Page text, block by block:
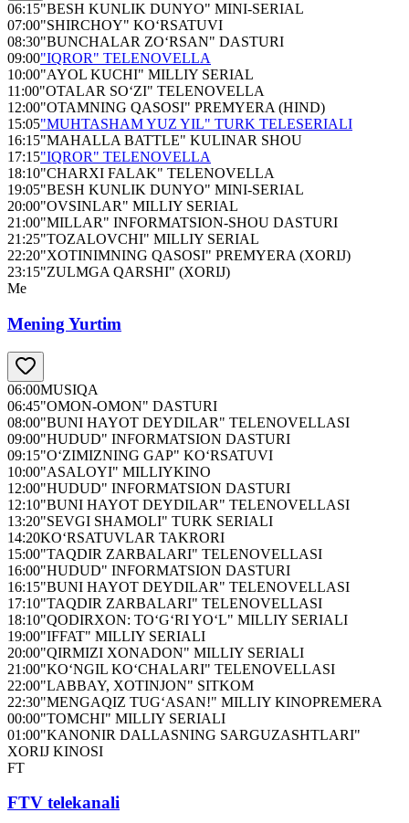
06:15"BESH KUNLIK DUNYO" MINI-SERIAL
07:00"SHIRCHOY" KO‘RSATUVI
08:30"BUNCHALAR ZO‘RSAN" DASTURI
09:00"IQROR" TELENOVELLA
10:00"AYOL KUCHI" MILLIY SERIAL
11:00"OTALAR SO‘ZI" TELENOVELLA
12:00"OTAMNING QASOSI" PREMYERA (HIND)
15:05"MUHTASHAM YUZ YIL" TURK TELESERIALI
16:15"MAHALLA BATTLE" KULINAR SHOU
17:15"IQROR" TELENOVELLA
18:10"CHARXI FALAK" TELENOVELLA
19:05"BESH KUNLIK DUNYO" MINI-SERIAL
20:00"OVSINLAR" MILLIY SERIAL
21:00"MILLAR" INFORMATSION-SHOU DASTURI
21:25"TOZALOVCHI" MILLIY SERIAL
22:20"XOTINIMNING QASOSI" PREMYERA (XORIJ)
23:15"ZULMGA QARSHI" (XORIJ)
Me
Mening Yurtim
06:00MUSIQA
06:45"OMON-OMON" DASTURI
08:00"BUNI HAYOT DEYDILAR" TELENOVELLASI
09:00"HUDUD" INFORMATSION DASTURI
09:15"O‘ZIMIZNING GAP" KO‘RSATUVI
10:00"ASALOYI" MILLIYKINO
12:00"HUDUD" INFORMATSION DASTURI
12:10"BUNI HAYOT DEYDILAR" TELENOVELLASI
13:20"SEVGI SHAMOLI" TURK SERIALI
14:20KO‘RSATUVLAR TAKRORI
15:00"TAQDIR ZARBALARI" TELENOVELLASI
16:00"HUDUD" INFORMATSION DASTURI
16:15"BUNI HAYOT DEYDILAR" TELENOVELLASI
17:10"TAQDIR ZARBALARI" TELENOVELLASI
18:10"QODIRXON: TO‘G‘RI YO‘L" MILLIY SERIALI
19:00"IFFAT" MILLIY SERIALI
20:00"QIRMIZI XONADON" MILLIY SERIALI
21:00"KO‘NGIL KO‘CHALARI" TELENOVELLASI
22:00"LABBAY, XOTINJON" SITKOM
22:30"MENGAQIZ TUG‘ASAN!" MILLIY KINOPREMERA
00:00"TOMCHI" MILLIY SERIALI
01:00"KANONIR DALLASNING SARGUZASHTLARI"
XORIJ KINOSI
FT
FTV telekanali